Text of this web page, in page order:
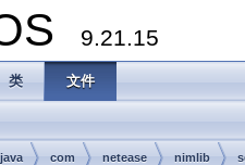
9.21.15
类 文件
java com netease nimlib